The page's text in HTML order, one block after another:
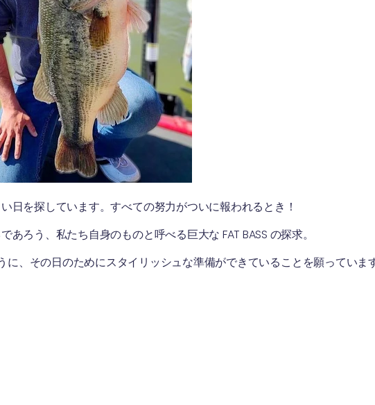
日を探しています。すべての努力がついに報われるとき！
あろう、私たち自身のものと呼べる巨大な FAT BASS の探求。
、その日のためにスタイリッシュな準備ができていることを願っていま